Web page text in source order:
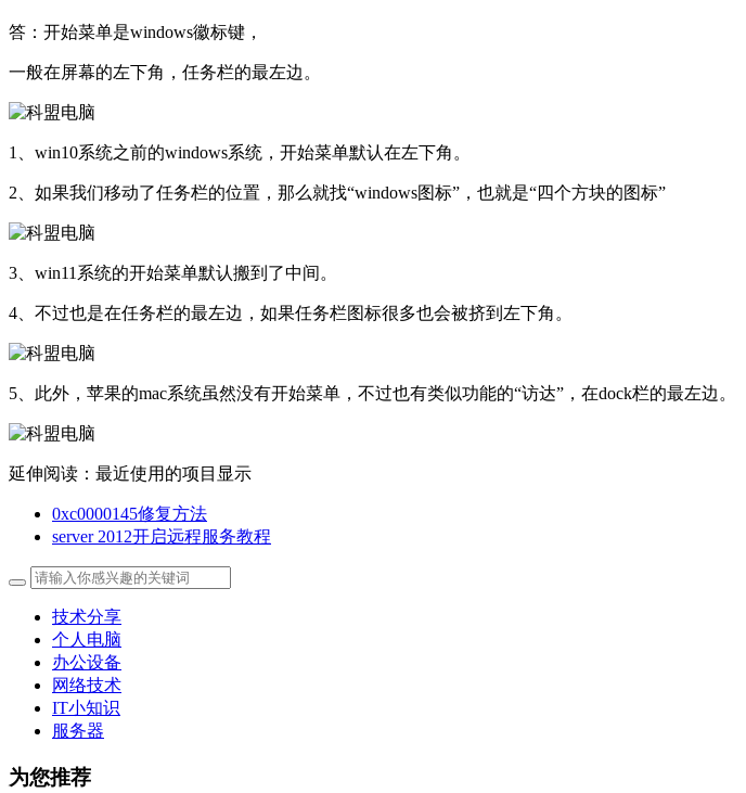
答：开始菜单是windows徽标键，
一般在屏幕的左下角，任务栏的最左边。
1、win10系统之前的windows系统，开始菜单默认在左下角。
2、如果我们移动了任务栏的位置，那么就找“windows图标”，也就是“四个方块的图标”
3、win11系统的开始菜单默认搬到了中间。
4、不过也是在任务栏的最左边，如果任务栏图标很多也会被挤到左下角。
5、此外，苹果的mac系统虽然没有开始菜单，不过也有类似功能的“访达”，在dock栏的最左边。
延伸阅读：最近使用的项目显示
0xc0000145修复方法
server 2012开启远程服务教程
技术分享
个人电脑
办公设备
网络技术
IT小知识
服务器
为您推荐